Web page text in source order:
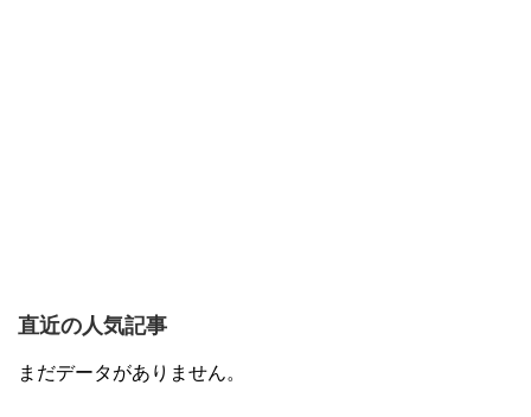
直近の人気記事
まだデータがありません。